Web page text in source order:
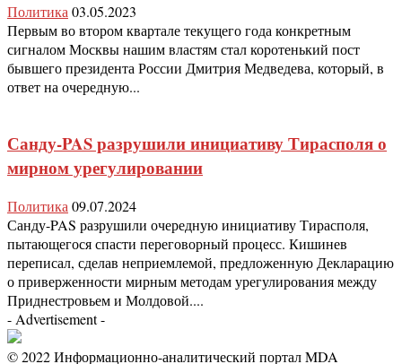
Политика 03.05.2023
Первым во втором квартале текущего года конкретным
сигналом Москвы нашим властям стал коротенький пост
бывшего президента России Дмитрия Медведева, который, в
ответ на очередную...
Санду-PAS разрушили инициативу Тирасполя о
мирном урегулировании
Политика 09.07.2024
Санду-PAS разрушили очередную инициативу Тирасполя,
пытающегося спасти переговорный процесс. Кишинев
переписал, сделав неприемлемой, предложенную Декларацию
о приверженности мирным методам урегулирования между
Приднестровьем и Молдовой....
- Advertisement -
© 2022 Информационно-аналитический портал MDA